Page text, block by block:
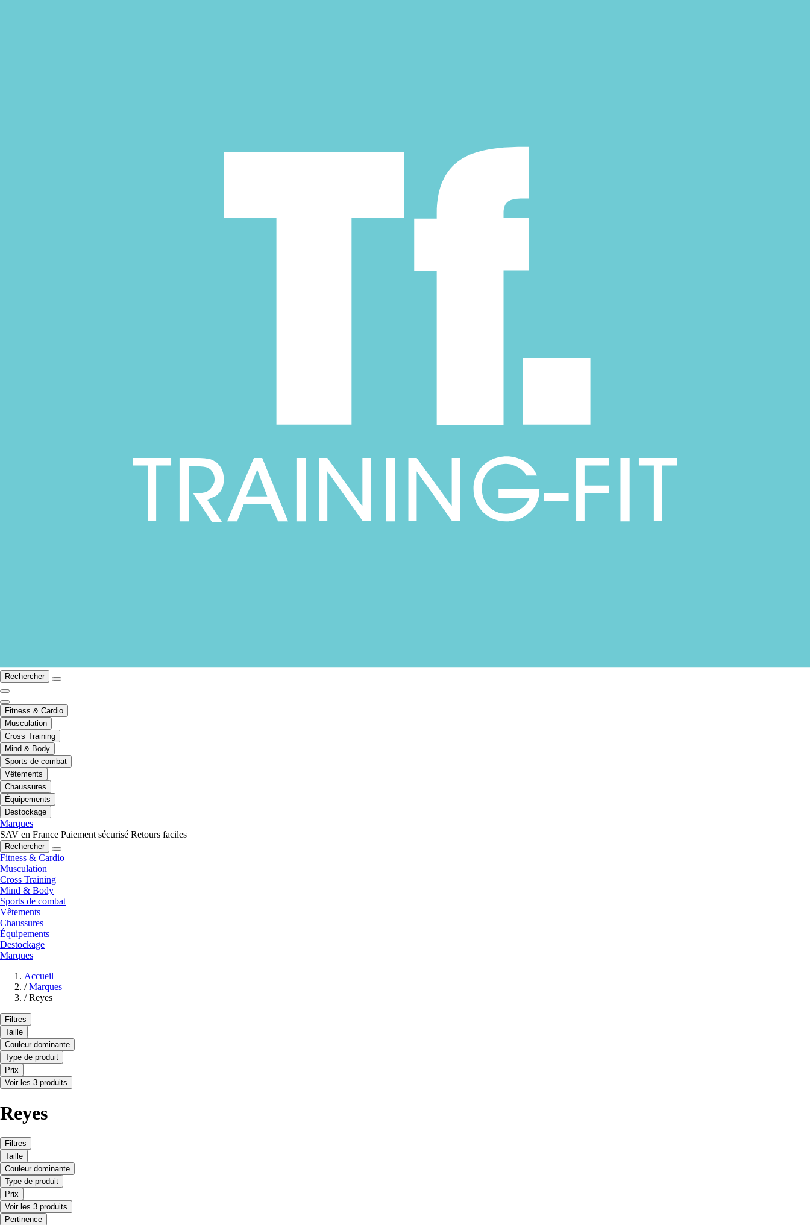
Rechercher
Fitness & Cardio
Musculation
Cross Training
Mind & Body
Sports de combat
Vêtements
Chaussures
Équipements
Destockage
Marques
SAV en France Paiement sécurisé Retours faciles
Rechercher
Fitness & Cardio
Musculation
Cross Training
Mind & Body
Sports de combat
Vêtements
Chaussures
Équipements
Destockage
Marques
Accueil
/ Marques
/ Reyes
Filtres
Taille
Couleur dominante
Type de produit
Prix
Voir les 3 produits
Reyes
Filtres
Taille
Couleur dominante
Type de produit
Prix
Voir les 3 produits
Pertinence